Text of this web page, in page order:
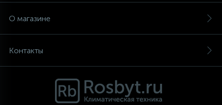
О магазине
Контакты